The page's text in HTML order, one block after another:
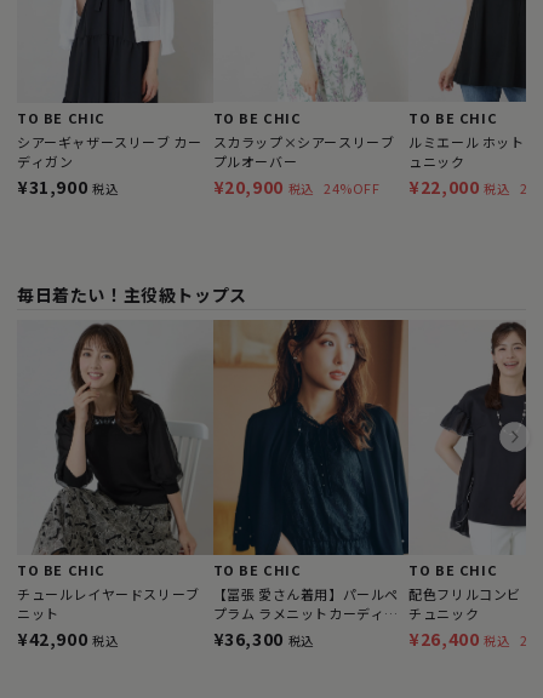
TO BE CHIC
シアーギャザースリーブ カー
ディガン
¥31,900 税込
TO BE CHIC
スカラップ×シアースリーブ
プルオーバー
¥20,900 税込 24%OFF
TO BE CHIC
ルミエール ホット
ュニック
¥22,000 税込
毎日着たい！主役級トップス
TO BE CHIC
チュールレイヤードスリーブ
ニット
¥42,900 税込
TO BE CHIC
【冨張 愛さん着用】パールペ
プラム ラメニットカーディガ
ン
¥36,300 税込
TO BE CHIC
配色フリルコンビ カ
チュニック
¥26,400 税込